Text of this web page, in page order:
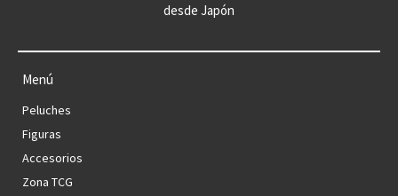
desde Japón
Menú
Peluches
Figuras
Accesorios
Zona TCG